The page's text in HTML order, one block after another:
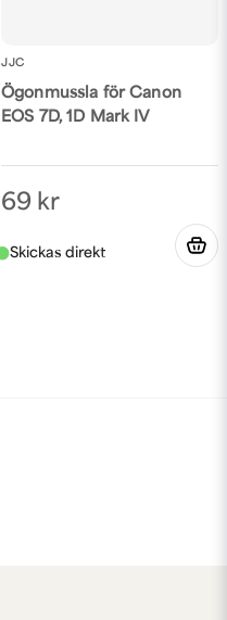
JJC
Ögonmussla för Canon
EOS 7D, 1D Mark IV
69 kr